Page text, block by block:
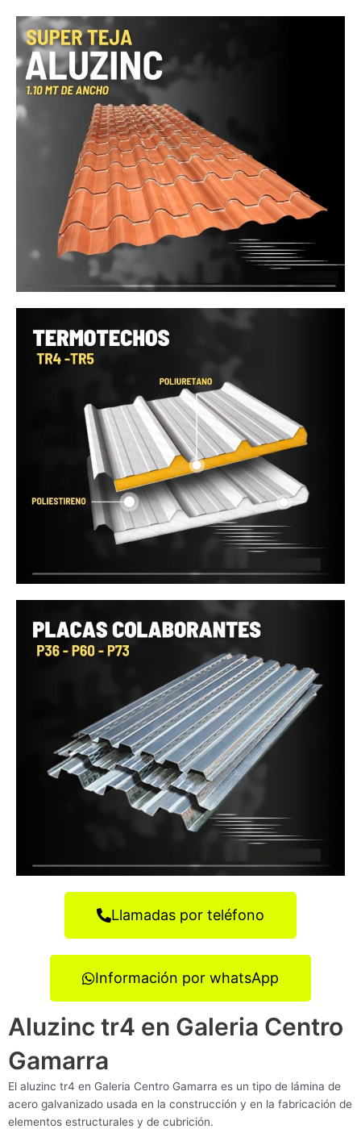
Llamadas por teléfono
Información por whatsApp
Aluzinc tr4 en Galeria Centro
Gamarra
El aluzinc tr4 en Galeria Centro Gamarra es un tipo de lámina de
acero galvanizado usada en la construcción y en la fabricación de
elementos estructurales y de cubrición.